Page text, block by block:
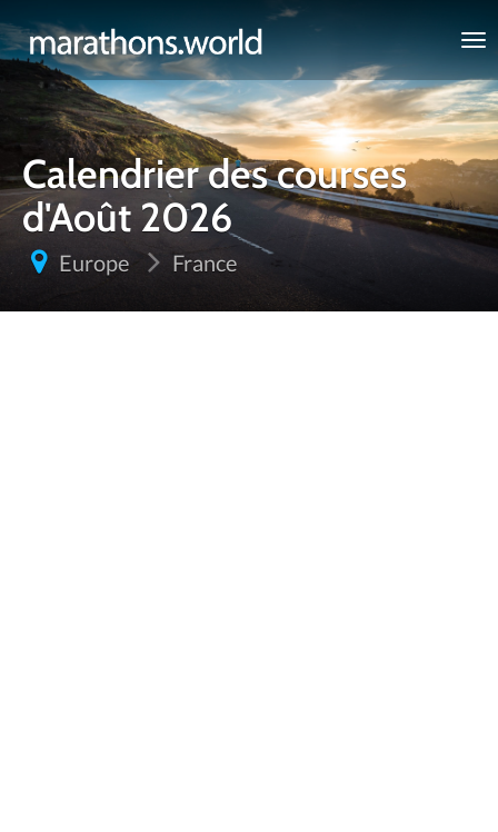
marathons.world
Calendrier des courses
d'Août 2026
Europe France